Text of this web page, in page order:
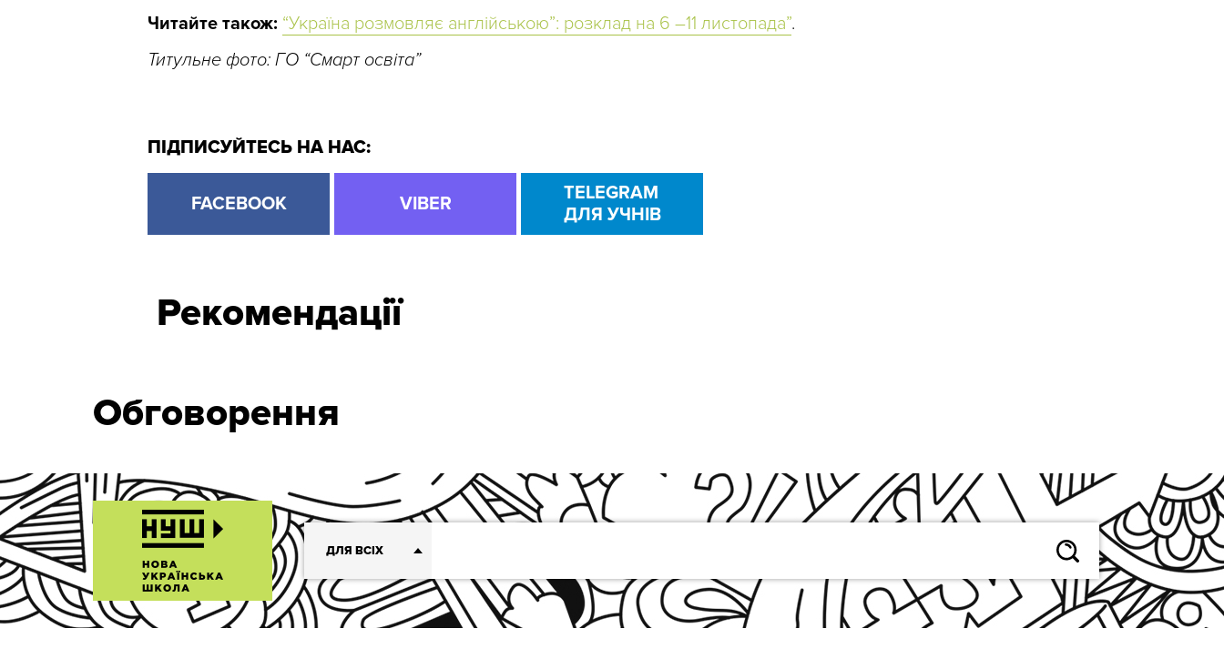
Читайте також: “Україна розмовляє англійською”: розклад на 6 –11 листопада”.
Титульне фото: ГО “Смарт освіта”
ПІДПИСУЙТЕСЬ НА НАС:
FACEBOOK VIBER
TELEGRAM
ДЛЯ УЧНІВ
Рекомендації
Обговорення
ДЛЯ ВСІХ